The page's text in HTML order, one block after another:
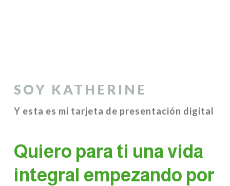
SOY KATHERINE
Y esta es mi tarjeta de presentación digital
Quiero para ti una vida
integral empezando por